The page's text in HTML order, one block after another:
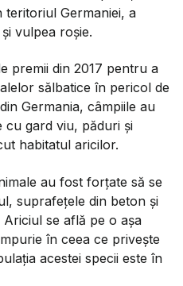
teritoriul Germaniei, a
vulpea roşie.
premii din 2017 pentru a
sălbatice în pericol de
Germania, câmpiile au
cu gard viu, păduri şi
habitatul aricilor.
au fost forţate să se
suprafeţele din beton și
Ariciul se află pe o așa
în ceea ce priveşte
acestei specii este în